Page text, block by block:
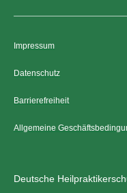
Impressum
Datenschutz
Barrierefreiheit
Allgemeine
Deutsche